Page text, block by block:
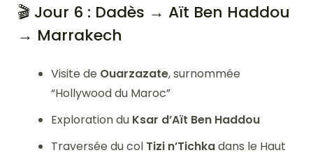
🎬 Jour 6 : Dadès → Aït Ben Haddou
→ Marrakech
Visite de Ouarzazate, surnommée
“Hollywood du Maroc”
Exploration du Ksar d’Aït Ben Haddou
Traversée du col Tizi n’Tichkadans le Haut